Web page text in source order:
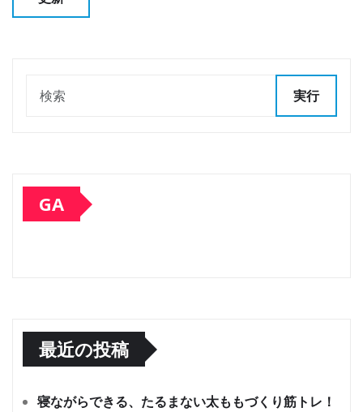
実行
GA
最近の投稿
寝ながらできる、たるまない太ももづくり筋トレ！